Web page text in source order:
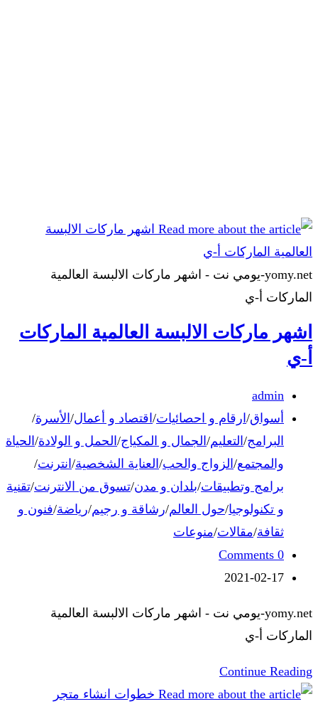
yomy.net-يومي نت - اشهر ماركات الالبسة العالمية
الماركات أ-ي
اشهر ماركات الالبسة العالمية الماركات
أ-ي
admin
أسواق/ ارقام و احصائيات/ اقتصاد و أعمال/ الأسرة/
البرامج/ التعليم/ الجمال و المكياج/ الحمل و الولادة/ الحياة
والمجتمع/ الزواج والحب/ العناية الشخصية/ انترنت/
برامج وتطبيقات/بلدان و مدن/تسوق من الانترنت/تقنية
و تكنولوجيا/حول العالم/رشاقة و رجيم/رياضة/فنون و
ثقافة/مقالات/منوعات
0 Comments
2021-02-17
yomy.net-يومي نت - اشهر ماركات الالبسة العالمية
الماركات أ-ي
Continue Reading